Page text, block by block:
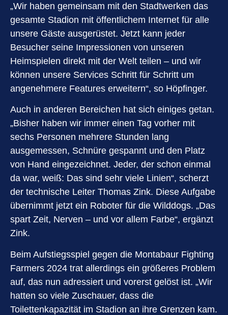
„Wir haben gemeinsam mit den Stadtwerken das
gesamte Stadion mit öffentlichem Internet für alle
unsere Gäste ausgerüstet. Jetzt kann jeder
Besucher seine Impressionen von unseren
Heimspielen direkt mit der Welt teilen – und wir
können unsere Services Schritt für Schritt um
angenehmere Features erweitern“, so Höpfinger.
Auch in anderen Bereichen hat sich einiges getan.
„Bisher haben wir immer einen Tag vorher mit
sechs Personen mehrere Stunden lang
ausgemessen, Schnüre gespannt und den Platz
von Hand eingezeichnet. Jeder, der schon einmal
da war, weiß: Das sind sehr viele Linien“, scherzt
der technische Leiter Thomas Zink. Diese Aufgabe
übernimmt jetzt ein Roboter für die Wilddogs. „Das
spart Zeit, Nerven – und vor allem Farbe“, ergänzt
Zink.
Beim Aufstiegsspiel gegen die Montabaur Fighting
Farmers 2024 trat allerdings ein größeres Problem
auf, das nun adressiert und vorerst gelöst ist. „Wir
hatten so viele Zuschauer, dass die
Toilettenkapazität im Stadion an ihre Grenzen kam.